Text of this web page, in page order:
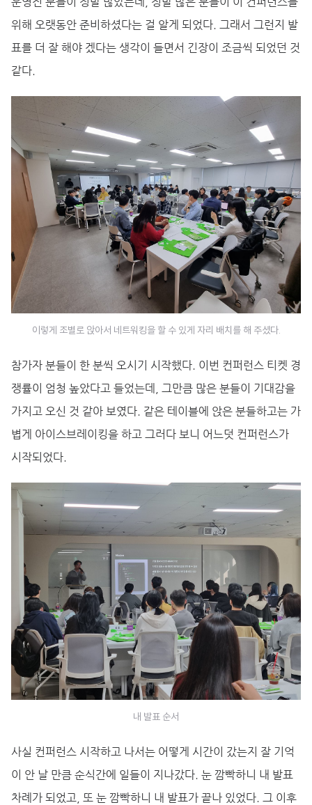
위해 오랫동안 준비하셨다는 걸 알게 되었다. 그래서 그런지 발
표를 더 잘 해야 겠다는 생각이 들면서 긴장이 조금씩 되었던 것
같다.
이렇게 조별로 앉아서 네트워킹을 할 수 있게 자리 배치를 해 주셨다.
참가자 분들이 한 분씩 오시기 시작했다. 이번 컨퍼런스 티켓 경
쟁률이 엄청 높았다고 들었는데, 그만큼 많은 분들이 기대감을
가지고 오신 것 같아 보였다. 같은 테이블에 앉은 분들하고는 가
볍게 아이스브레이킹을 하고 그러다 보니 어느덧 컨퍼런스가
시작되었다.
내 발표 순서
사실 컨퍼런스 시작하고 나서는 어떻게 시간이 갔는지 잘 기억
이 안 날 만큼 순식간에 일들이 지나갔다. 눈 깜빡하니 내 발표
차례가 되었고, 또 눈 깜빡하니 내 발표가 끝나 있었다. 그 이후